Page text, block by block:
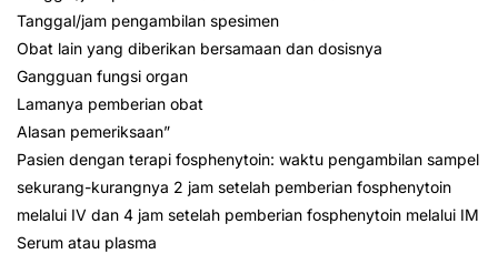
Tanggal/jam pengambilan spesimen
Obat lain yang diberikan bersamaan dan dosisnya
Gangguan fungsi organ
Lamanya pemberian obat
Alasan pemeriksaan”
Pasien dengan terapi fosphenytoin: waktu pengambilan sampel
sekurang-kurangnya 2 jam setelah pemberian fosphenytoin
melalui IV dan 4 jam setelah pemberian fosphenytoin melalui IM
Serum atau plasma